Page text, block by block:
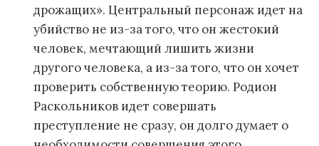
дрожащих». Центральный персонаж идет на
убийство не из-за того, что он жестокий
человек, мечтающий лишить жизни
другого человека, а из-за того, что он хочет
проверить собственную теорию. Родион
Раскольников идет совершать
преступление не сразу, он долго думает о